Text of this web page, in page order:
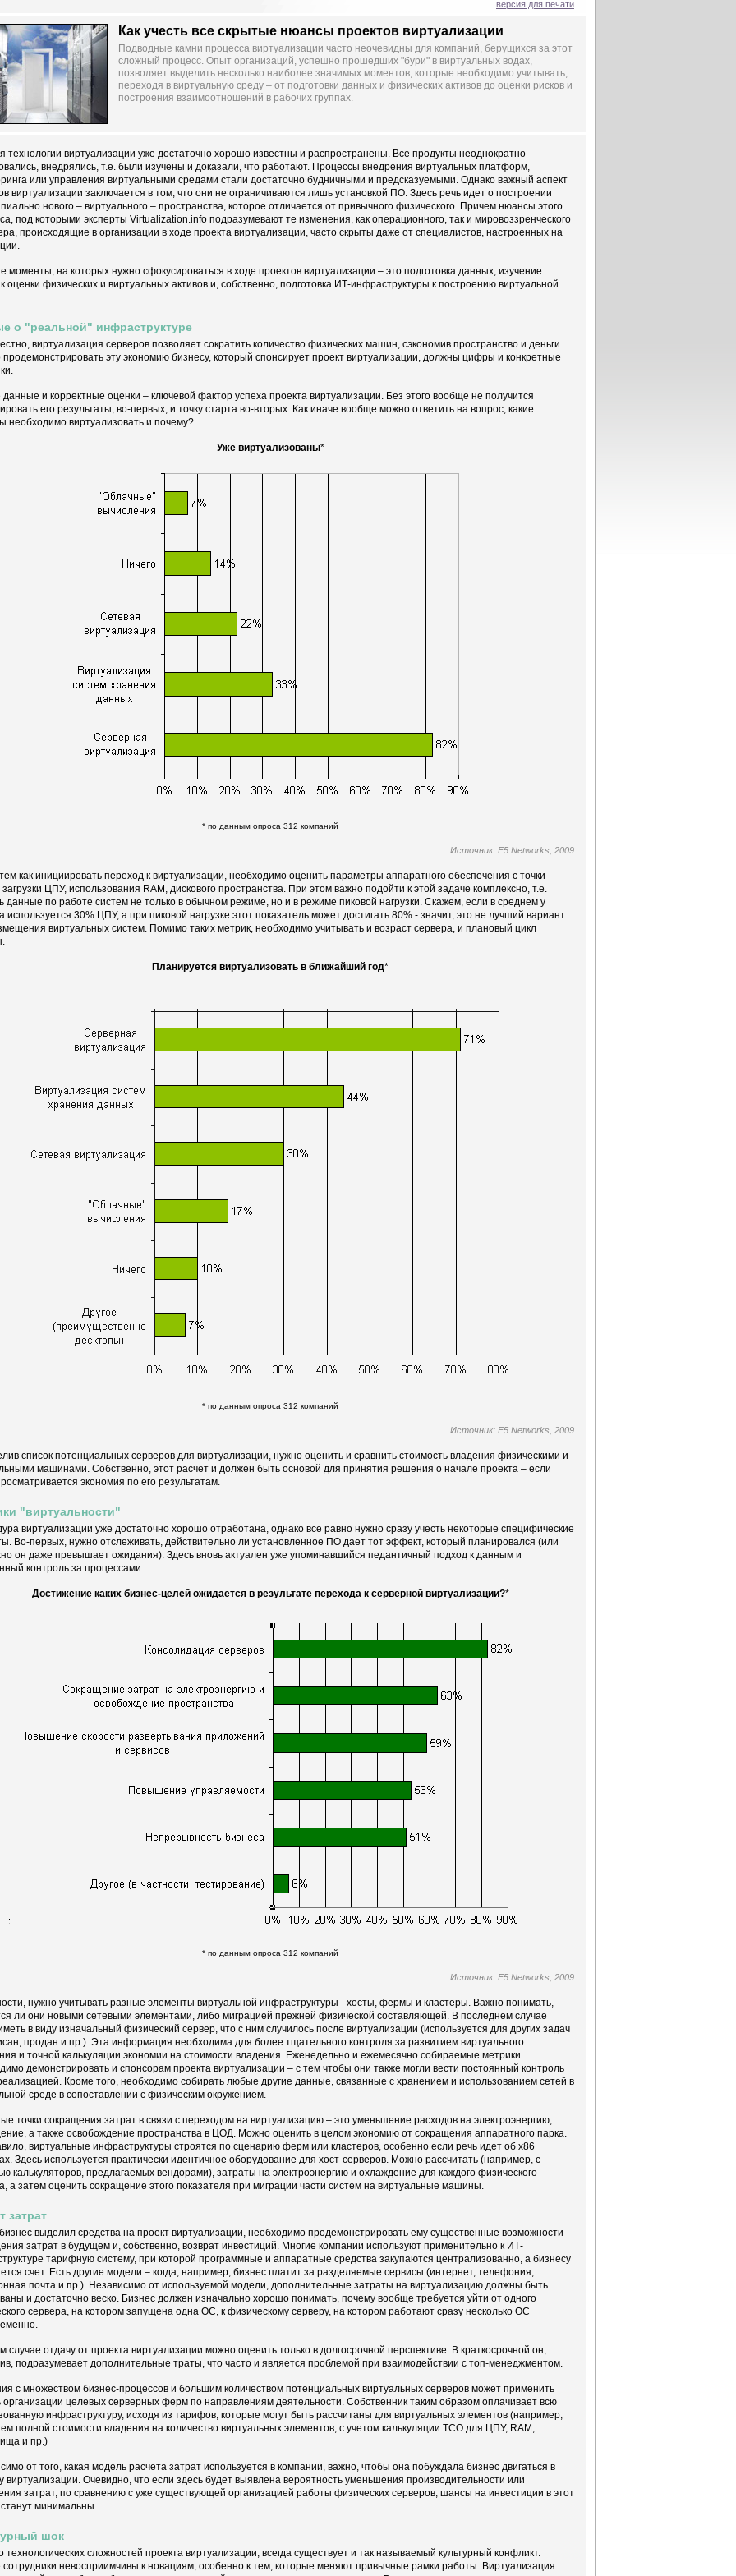
версия для печати
Как учесть все скрытые нюансы проектов виртуализации
Подводные камни процесса виртуализации часто неочевидны для компаний, берущихся за этот
сложный процесс. Опыт организаций, успешно прошедших "бури" в виртуальных водах,
позволяет выделить несколько наиболее значимых моментов, которые необходимо учитывать,
переходя в виртуальную среду – от подготовки данных и физических активов до оценки рисков и
построения взаимоотношений в рабочих группах.
технологии виртуализации уже достаточно хорошо известны и распространены. Все продукты неоднократно
внедрялись, т.е. были изучены и доказали, что работают. Процессы внедрения виртуальных платформ,
или управления виртуальными средами стали достаточно будничными и предсказуемыми. Однако важный аспект
виртуализации заключается в том, что они не ограничиваются лишь установкой ПО. Здесь речь идет о построении
нового – виртуального – пространства, которое отличается от привычного физического. Причем нюансы этого
под которыми эксперты Virtualization.info подразумевают те изменения, как операционного, так и мировоззренческого
происходящие в организации в ходе проекта виртуализации, часто скрыты даже от специалистов, настроенных на
моменты, на которых нужно сфокусироваться в ходе проектов виртуализации – это подготовка данных, изучение
оценки физических и виртуальных активов и, собственно, подготовка ИТ-инфраструктуры к построению виртуальной
о "реальной" инфраструктуре
виртуализация серверов позволяет сократить количество физических машин, сэкономив пространство и деньги.
продемонстрировать эту экономию бизнесу, который спонсирует проект виртуализации, должны цифры и конкретные
и корректные оценки – ключевой фактор успеха проекта виртуализации. Без этого вообще не получится
его результаты, во-первых, и точку старта во-вторых. Как иначе вообще можно ответить на вопрос, какие
необходимо виртуализовать и почему?
Уже виртуализованы*
* по данным опроса 312 компаний
Источник: F5 Networks, 2009
как инициировать переход к виртуализации, необходимо оценить параметры аппаратного обеспечения с точки
ЦПУ, использования RAM, дискового пространства. При этом важно подойти к этой задаче комплексно, т.е.
данные по работе систем не только в обычном режиме, но и в режиме пиковой нагрузки. Скажем, если в среднем у
используется 30% ЦПУ, а при пиковой нагрузке этот показатель может достигать 80% - значит, это не лучший вариант
виртуальных систем. Помимо таких метрик, необходимо учитывать и возраст сервера, и плановый цикл
Планируется виртуализовать в ближайший год*
* по данным опроса 312 компаний
Источник: F5 Networks, 2009
список потенциальных серверов для виртуализации, нужно оценить и сравнить стоимость владения физическими и
машинами. Собственно, этот расчет и должен быть основой для принятия решения о начале проекта – если
экономия по его результатам.
"виртуальности"
виртуализации уже достаточно хорошо отработана, однако все равно нужно сразу учесть некоторые специфические
Во-первых, нужно отслеживать, действительно ли установленное ПО дает тот эффект, который планировался (или
он даже превышает ожидания). Здесь вновь актуален уже упоминавшийся педантичный подход к данным и
контроль за процессами.
Достижение каких бизнес-целей ожидается в результате перехода к серверной виртуализации?*
* по данным опроса 312 компаний
Источник: F5 Networks, 2009
нужно учитывать разные элементы виртуальной инфраструктуры - хосты, фермы и кластеры. Важно понимать,
ли они новыми сетевыми элементами, либо миграцией прежней физической составляющей. В последнем случае
в виду изначальный физический сервер, что с ним случилось после виртуализации (используется для других задач
продан и пр.). Эта информация необходима для более тщательного контроля за развитием виртуального
и точной калькуляции экономии на стоимости владения. Еженедельно и ежемесячно собираемые метрики
демонстрировать и спонсорам проекта виртуализации – с тем чтобы они также могли вести постоянный контроль
Кроме того, необходимо собирать любые другие данные, связанные с хранением и использованием сетей в
среде в сопоставлении с физическим окружением.
точки сокращения затрат в связи с переходом на виртуализацию – это уменьшение расходов на электроэнергию,
а также освобождение пространства в ЦОД. Можно оценить в целом экономию от сокращения аппаратного парка.
виртуальные инфраструктуры строятся по сценарию ферм или кластеров, особенно если речь идет об х86
Здесь используется практически идентичное оборудование для хост-серверов. Можно рассчитать (например, с
калькуляторов, предлагаемых вендорами), затраты на электроэнергию и охлаждение для каждого физического
а затем оценить сокращение этого показателя при миграции части систем на виртуальные машины.
затрат
выделил средства на проект виртуализации, необходимо продемонстрировать ему существенные возможности
затрат в будущем и, собственно, возврат инвестиций. Многие компании используют применительно к ИТ-
тарифную систему, при которой программные и аппаратные средства закупаются централизованно, а бизнесу
счет. Есть другие модели – когда, например, бизнес платит за разделяемые сервисы (интернет, телефония,
почта и пр.). Независимо от используемой модели, дополнительные затраты на виртуализацию должны быть
и достаточно веско. Бизнес должен изначально хорошо понимать, почему вообще требуется уйти от одного
сервера, на котором запущена одна ОС, к физическому серверу, на котором работают сразу несколько ОС
случае отдачу от проекта виртуализации можно оценить только в долгосрочной перспективе. В краткосрочной он,
подразумевает дополнительные траты, что часто и является проблемой при взаимодействии с топ-менеджментом.
с множеством бизнес-процессов и большим количеством потенциальных виртуальных серверов может применить
организации целевых серверных ферм по направлениям деятельности. Собственник таким образом оплачивает всю
инфраструктуру, исходя из тарифов, которые могут быть рассчитаны для виртуальных элементов (например,
полной стоимости владения на количество виртуальных элементов, с учетом калькуляции ТСО для ЦПУ, RAM,
и пр.)
от того, какая модель расчета затрат используется в компании, важно, чтобы она побуждала бизнес двигаться в
виртуализации. Очевидно, что если здесь будет выявлена вероятность уменьшения производительности или
затрат, по сравнению с уже существующей организацией работы физических серверов, шансы на инвестиции в этот
станут минимальны.
шок
технологических сложностей проекта виртуализации, всегда существует и так называемый культурный конфликт.
сотрудники невосприимчивы к новациям, особенно к тем, которые меняют привычные рамки работы. Виртуализация